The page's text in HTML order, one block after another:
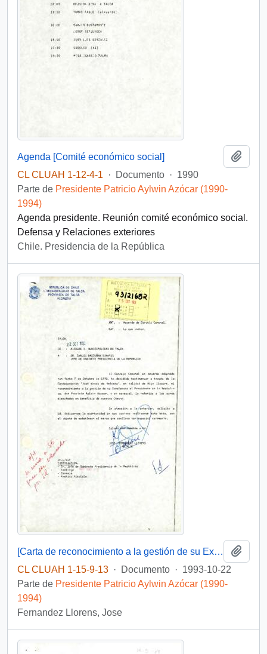
Agenda [Comité económico social]
CL CLUAH 1-12-4-1
· Documento · 1990
Parte de Presidente Patricio Aylwin Azócar (1990-
1994)
Agenda presidente. Reunión comité económico social.
Defensa y Relaciones exteriores
Chile. Presidencia de la República
[Carta de reconocimiento a la gestión de su Excelencia el Presidente de la República].
CL CLUAH 1-15-9-13 · Documento · 1993-10-22
Parte de Presidente Patricio Aylwin Azócar (1990-
1994)
Fernandez Llorens, Jose